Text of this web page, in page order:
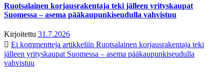
Ruotsalainen korjausrakentaja teki jälleen yrityskaupat
Suomessa – asema pääkaupunkiseudulla vahvistuu
Kirjoitettu 31.7.2026
Ei kommentteja artikkeliin Ruotsalainen korjausrakentaja teki
jälleen yrityskaupat Suomessa – asema pääkaupunkiseudulla
vahvistuu